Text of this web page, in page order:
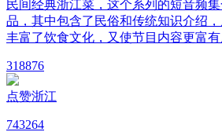
民间经典浙江菜，这个系列的短音频
品，其中包含了民俗和传统知识介绍
丰富了饮食文化，又使节目内容更富
318876
点赞浙江
743264